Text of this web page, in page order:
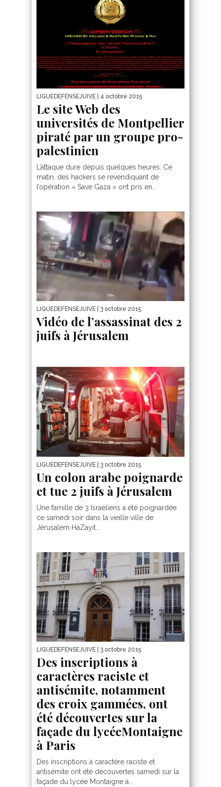
LIGUEDEFENSEJUIVE | 4 octobre 2015
Le site Web des
universités de Montpellier
piraté par un groupe pro-
palestinien
L’attaque dure depuis quelques heures. Ce
matin, des hackers se revendiquant de
l’opération « Save Gaza » ont pris en...
LIGUEDEFENSEJUIVE | 3 octobre 2015
Vidéo de l’assassinat des 2
juifs à Jérusalem
LIGUEDEFENSEJUIVE | 3 octobre 2015
Un colon arabe poignarde
et tue 2 juifs à Jérusalem
Une famille de 3 Israéliens a été poignardée
ce samedi soir dans la vieille ville de
Jérusalem HaZayit...
LIGUEDEFENSEJUIVE | 3 octobre 2015
Des inscriptions à
caractères raciste et
antisémite, notamment
des croix gammées, ont
été découvertes sur la
façade du lycéeMontaigne
à Paris
Des inscriptions à caractère raciste et
antisémite ont été découvertes samedi sur la
façade du lycée Montaigne à...